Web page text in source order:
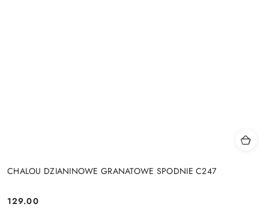
CHALOU DZIANINOWE GRANATOWE SPODNIE C247
129.00